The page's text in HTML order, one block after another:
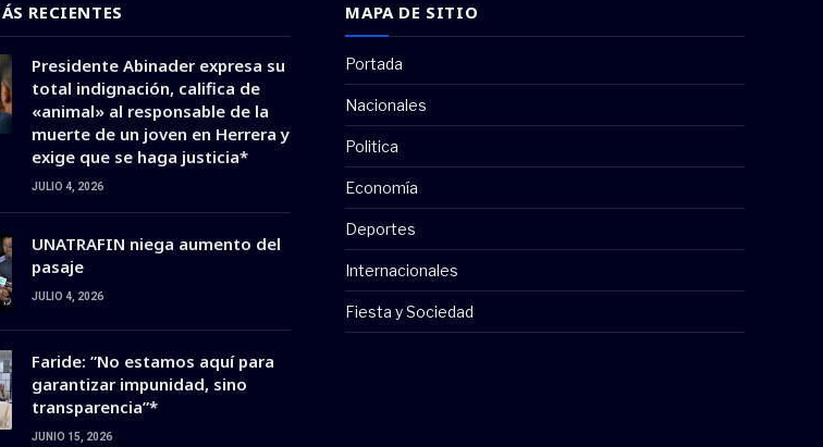
RECIENTES
Presidente Abinader expresa su
total indignación, califica de
«animal» al responsable de la
muerte de un joven en Herrera y
exige que se haga justicia*
JULIO 4, 2026
UNATRAFIN niega aumento del
pasaje
JULIO 4, 2026
Faride: ”No estamos aquí para
garantizar impunidad, sino
transparencia”*
JUNIO 15, 2026
MAPA DE SITIO
Portada
Nacionales
Politica
Economía
Deportes
Internacionales
Fiesta y Sociedad